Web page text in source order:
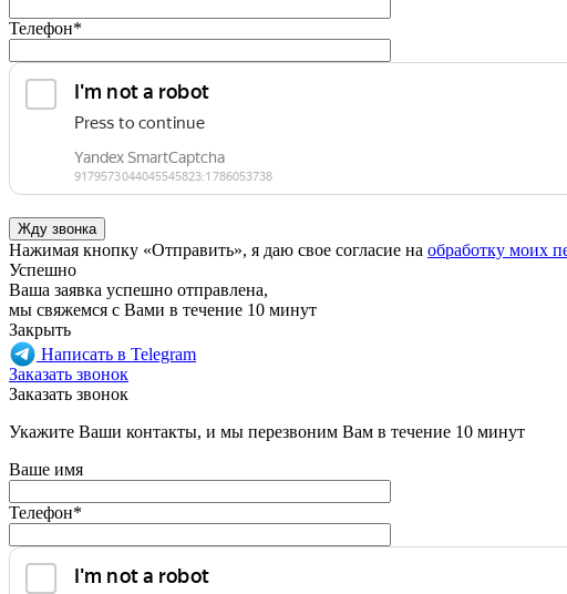
Телефон*
Нажимая кнопку «Отправить», я даю свое согласие на обработку моих
Успешно
Ваша заявка успешно отправлена,
мы свяжемся с Вами в течение 10 минут
Закрыть
Написать в Telegram
Заказать звонок
Заказать звонок
Укажите Ваши контакты, и мы перезвоним Вам в течение 10 минут
Ваше имя
Телефон*